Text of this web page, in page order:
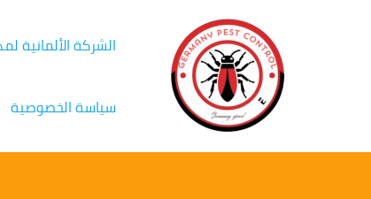
الشركة الألمانية
سياسة الخصوصية
navigation